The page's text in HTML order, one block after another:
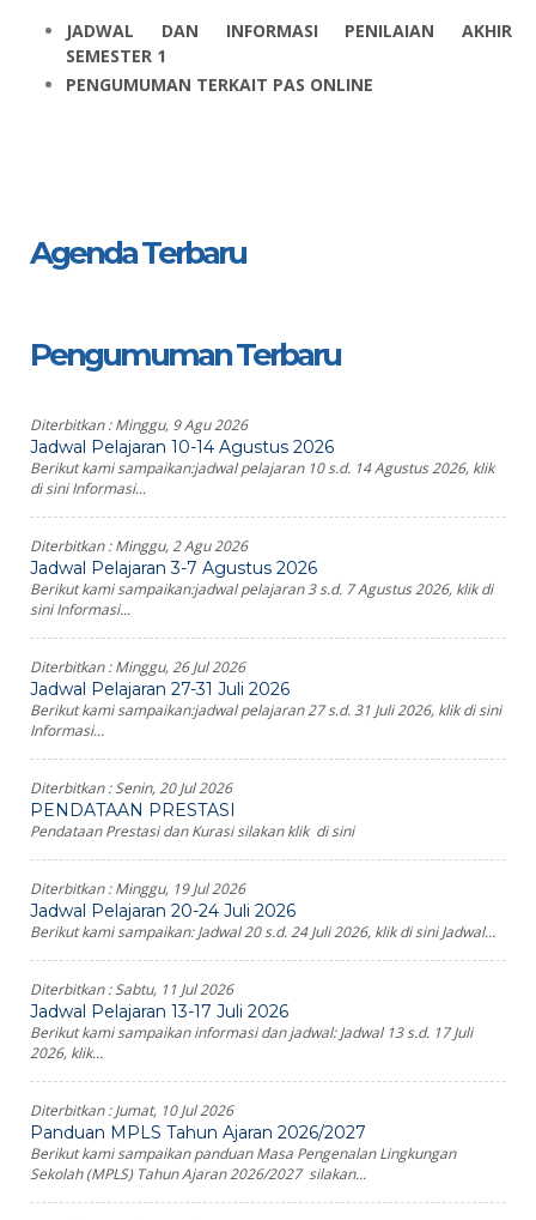
JADWAL DAN INFORMASI PENILAIAN AKHIR
SEMESTER 1
PENGUMUMAN TERKAIT PAS ONLINE
Agenda Terbaru
Pengumuman Terbaru
Diterbitkan :Minggu, 9 Agu 2026
Jadwal Pelajaran 10-14 Agustus 2026
Berikut kami sampaikan:jadwal pelajaran 10 s.d. 14 Agustus 2026, klik
di sini Informasi...
Diterbitkan :Minggu, 2 Agu 2026
Jadwal Pelajaran 3-7 Agustus 2026
Berikut kami sampaikan:jadwal pelajaran 3 s.d. 7 Agustus 2026, klik di
sini Informasi...
Diterbitkan :Minggu, 26 Jul 2026
Jadwal Pelajaran 27-31 Juli 2026
Berikut kami sampaikan:jadwal pelajaran 27 s.d. 31 Juli 2026, klik di sini
Informasi...
Diterbitkan :Senin, 20 Jul 2026
PENDATAAN PRESTASI
Pendataan Prestasi dan Kurasi silakan klik di sini
Diterbitkan :Minggu, 19 Jul 2026
Jadwal Pelajaran 20-24 Juli 2026
Berikut kami sampaikan: Jadwal 20 s.d. 24 Juli 2026, klik di sini Jadwal...
Diterbitkan :Sabtu, 11 Jul 2026
Jadwal Pelajaran 13-17 Juli 2026
Berikut kami sampaikan informasi dan jadwal: Jadwal 13 s.d. 17 Juli
2026, klik...
Diterbitkan :Jumat, 10 Jul 2026
Panduan MPLS Tahun Ajaran 2026/2027
Berikut kami sampaikan panduan Masa Pengenalan Lingkungan
Sekolah (MPLS) Tahun Ajaran 2026/2027 silakan...